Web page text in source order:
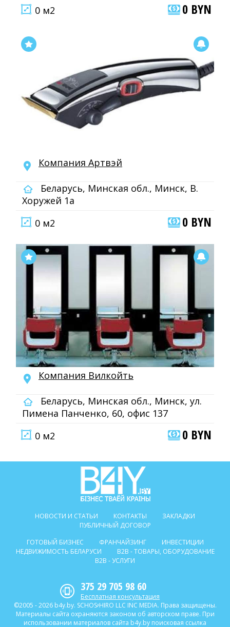
0 м2
0 BYN
Компания Артвэй
Беларусь, Минская обл., Минск, В.
Хоружей 1а
0 м2
0 BYN
Компания Вилкойть
Беларусь, Минская обл., Минск, ул.
Пимена Панченко, 60, офис 137
0 м2
0 BYN
НОВОСТИ И СТАТЬИ КОНТАКТЫ
ЗАКЛАДКИ
ПУБЛИЧНЫЙ ДОГОВОР
ГОТОВЫЙ БИЗНЕС
ФРАНЧАЙЗИНГ
ИНВЕСТИЦИИ
НЕДВИЖИМОСТЬ БЕЛАРУСИ
B2B - ТОВАРЫ, ОБОРУДОВАНИЕ
B2B - УСЛУГИ
375 29 705 98 60
Бесплатная консультация
©2005 - 2026 b4y.by. SCHOSᶳHIRO LLC INC MEDIA. Права защищены.
Материалы сайта охраняются законом об авторском праве. При
использовании материалов сайта b4y.by поисковая ссылка